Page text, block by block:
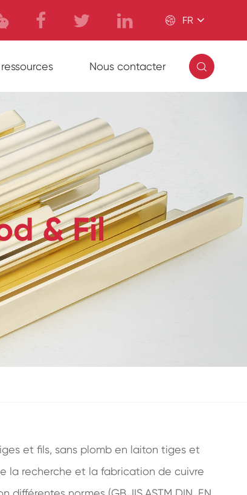
 FR
Nous contacter 
& Fil
et fils, sans plomb en laiton tiges et
la recherche et la fabrication de cuivre